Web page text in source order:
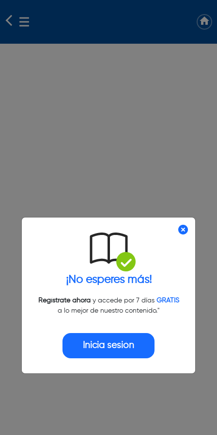
¡No esperes más!
Regístrate ahoray accede por 7 días GRATIS
a lo mejor de nuestro contenido."
Inicia sesión